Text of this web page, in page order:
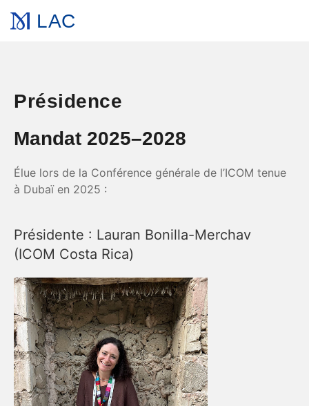
LAC
Présidence
Mandat 2025–2028
Élue lors de la Conférence générale de l’ICOM tenue
à Dubaï en 2025 :
Présidente : Lauran Bonilla-Merchav
(ICOM Costa Rica)